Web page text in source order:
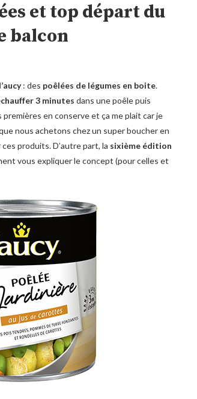
et top départ du
balcon
: des poêlées de légumes en boite.
3 minutes dans une poêle puis
en conserve et ça me plait car je
nous achetons chez un super boucher en
produits. D’autre part, la sixième édition
vous expliquer le concept (pour celles et